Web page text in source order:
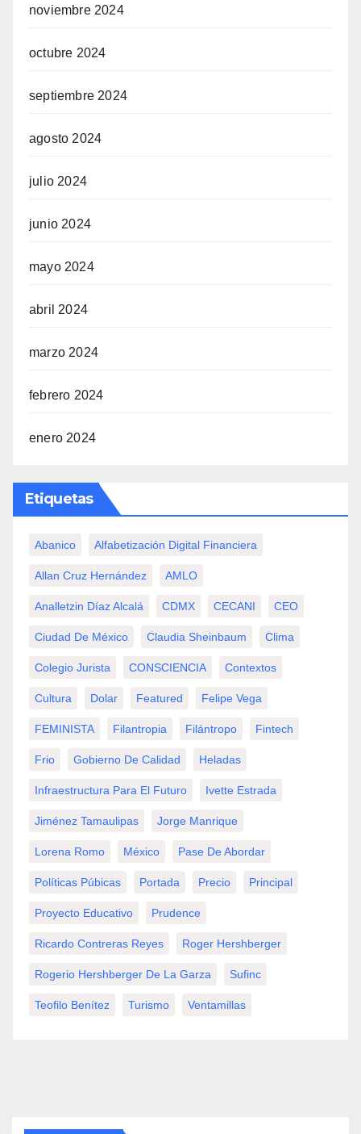
noviembre 2024
octubre 2024
septiembre 2024
agosto 2024
julio 2024
junio 2024
mayo 2024
abril 2024
marzo 2024
febrero 2024
enero 2024
Etiquetas
Abanico Alfabetización Digital Financiera
Allan Cruz Hernández AMLO
Analletzin Díaz Alcalá CDMX CECANI CEO
Ciudad De México Claudia Sheinbaum Clima
Colegio Jurista CONSCIENCIA Contextos
Cultura Dolar Featured Felipe Vega
FEMINISTA Filantropia Filántropo Fintech
Frio Gobierno De Calidad Heladas
Infraestructura Para El Futuro Ivette Estrada
Jiménez Tamaulipas Jorge Manrique
Lorena Romo México Pase De Abordar
Políticas Púbicas Portada Precio Principal
Proyecto Educativo Prudence
Ricardo Contreras Reyes Roger Hershberger
Rogerio Hershberger De La Garza Sufinc
Teofilo Benítez Turismo Ventamillas